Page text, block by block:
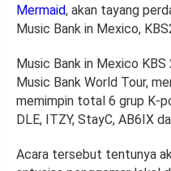
Mermaid, akan tayang
Music Bank in Mexico,
Music Bank in Mexico
Music Bank World Tour,
memimpin total 6 grup K-
DLE, ITZY, StayC, AB6IX
Acara tersebut tentunya